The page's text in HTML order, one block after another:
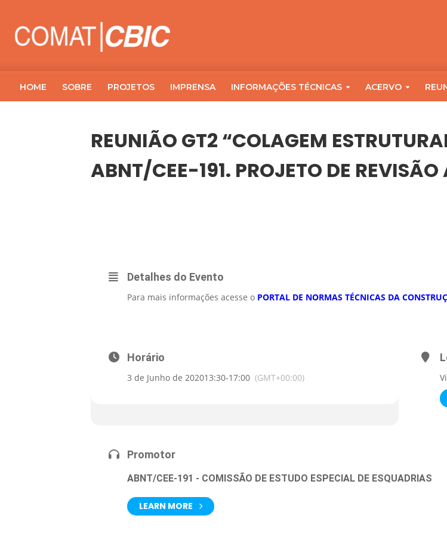
HOME SOBRE PROJETOS IMPRENSA INFORMAÇÕES TÉCNICAS ACERVO
REUNIÃO GT2 “COLAGEM
ABNT/CEE-191. PROJETO DE
Detalhes do Evento
Para mais informações acesse o PORTAL DE NORMAS TÉCNICAS DA
Horário
3 de Junho de 202013:30-17:00 (GMT+00:00)
Promotor
ABNT/CEE-191 - COMISSÃO DE ESTUDO ESPECIAL DE ESQUADRIAS
LEARN MORE